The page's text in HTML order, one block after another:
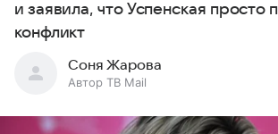
и заявила, что Успенская просто
конфликт
Соня Жарова
Автор ТВ Mail